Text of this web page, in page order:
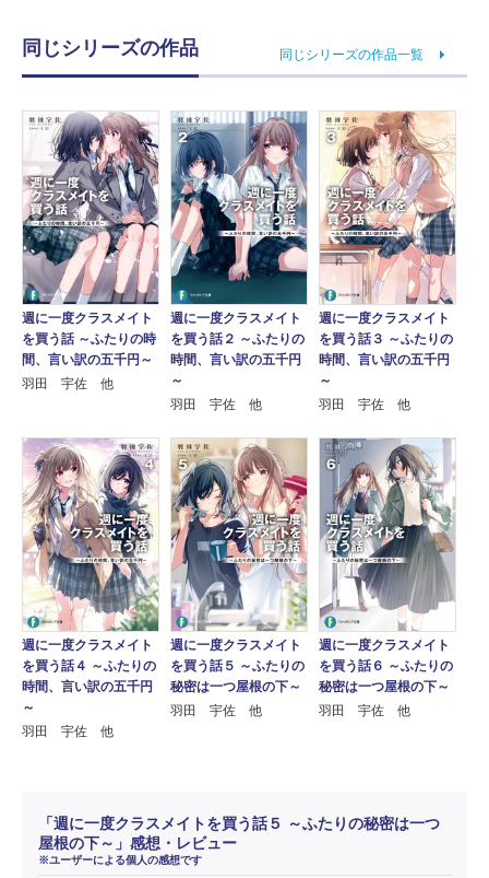
同じシリーズの作品 同じシリーズの作品一覧
週に一度クラスメイト
を買う話 ～ふたりの時
間、言い訳の五千円～
羽田 宇佐 他
週に一度クラスメイト
を買う話２ ～ふたりの
時間、言い訳の五千円
～
羽田 宇佐 他
週に一度クラスメイト
を買う話３ ～ふたりの
時間、言い訳の五千円
～
羽田 宇佐 他
週に一度クラスメイト
を買う話４ ～ふたりの
時間、言い訳の五千円
～
羽田 宇佐 他
週に一度クラスメイト
を買う話５ ～ふたりの
秘密は一つ屋根の下～
羽田 宇佐 他
週に一度クラスメイト
を買う話６ ～ふたりの
秘密は一つ屋根の下～
羽田 宇佐 他
「週に一度クラスメイトを買う話５ ～ふたりの秘密は一つ
屋根の下～」感想・レビュー
※ユーザーによる個人の感想です